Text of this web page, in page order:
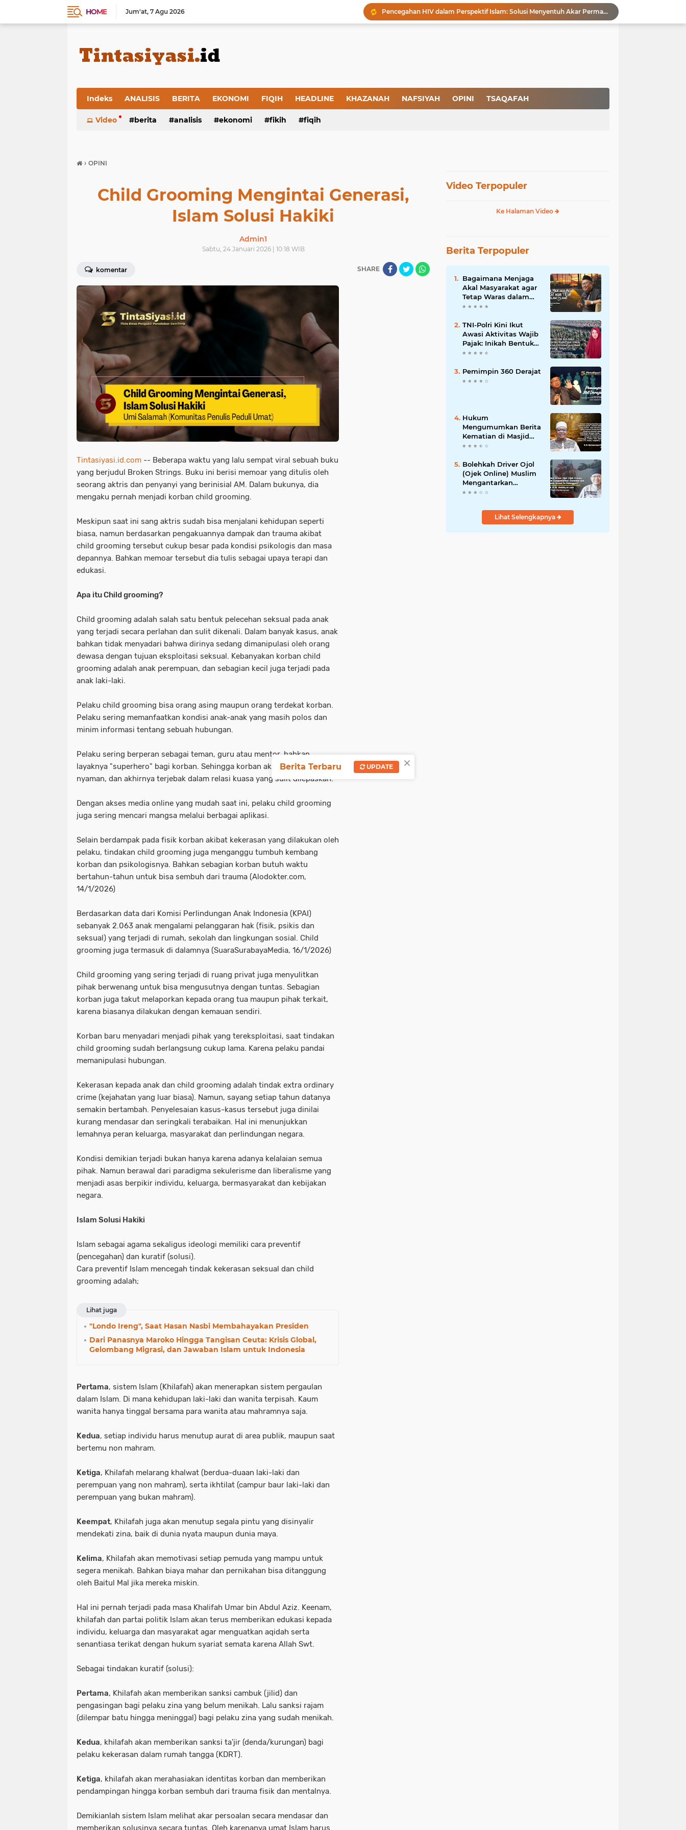
HOME Jum'at 7 Agu 2026
Pencegahan HIV dalam Perspektif Islam: Solusi Menyentuh Akar Permasalahan
Menjaga Hadis, Menjaga Peradaban
"Londo Ireng", Saat Hasan Nasbi Membahayakan Presiden
Fenomena Court of Netizen: Urgensi Kepastian Standar Hukum dan Moral dalam Perspektif Islam
Indeks ANALISIS BERITA EKONOMI FIQIH HEADLINE KHAZANAH NAFSIYAH OPINI TSAQAFAH
Video berita analisis ekonomi fikih fiqih
› OPINI
Child Grooming Mengintai Generasi,
Islam Solusi Hakiki
Admin1
Sabtu, 24 Januari 2026 | 10:18 WIB
komentar SHARE
Tintasiyasi.id.com -- Beberapa waktu yang lalu sempat viral sebuah buku
yang berjudul Broken Strings. Buku ini berisi memoar yang ditulis oleh
seorang aktris dan penyanyi yang berinisial AM. Dalam bukunya, dia
mengaku pernah menjadi korban child grooming.
Meskipun saat ini sang aktris sudah bisa menjalani kehidupan seperti
biasa, namun berdasarkan pengakuannya dampak dan trauma akibat
child grooming tersebut cukup besar pada kondisi psikologis dan masa
depannya. Bahkan memoar tersebut dia tulis sebagai upaya terapi dan
edukasi.
Apa itu Child grooming?
Child grooming adalah salah satu bentuk pelecehan seksual pada anak
yang terjadi secara perlahan dan sulit dikenali. Dalam banyak kasus, anak
bahkan tidak menyadari bahwa dirinya sedang dimanipulasi oleh orang
dewasa dengan tujuan eksploitasi seksual. Kebanyakan korban child
grooming adalah anak perempuan, dan sebagian kecil juga terjadi pada
anak laki-laki.
Pelaku child grooming bisa orang asing maupun orang terdekat korban.
Pelaku sering memanfaatkan kondisi anak-anak yang masih polos dan
minim informasi tentang sebuah hubungan.
Pelaku sering berperan sebagai teman, guru atau mentor, bahkan
layaknya "superhero" bagi korban. Sehingga korban akan merasa
nyaman, dan akhirnya terjebak dalam relasi kuasa yang sulit dilepaskan.
Dengan akses media online yang mudah saat ini, pelaku child grooming
juga sering mencari mangsa melalui berbagai aplikasi.
Selain berdampak pada fisik korban akibat kekerasan yang dilakukan oleh
pelaku, tindakan child grooming juga menganggu tumbuh kembang
korban dan psikologisnya. Bahkan sebagian korban butuh waktu
bertahun-tahun untuk bisa sembuh dari trauma (Alodokter.com,
14/1/2026)
Berdasarkan data dari Komisi Perlindungan Anak Indonesia (KPAI)
sebanyak 2.063 anak mengalami pelanggaran hak (fisik, psikis dan
seksual) yang terjadi di rumah, sekolah dan lingkungan sosial. Child
grooming juga termasuk di dalamnya (SuaraSurabayaMedia, 16/1/2026)
Child grooming yang sering terjadi di ruang privat juga menyulitkan
pihak berwenang untuk bisa mengusutnya dengan tuntas. Sebagian
korban juga takut melaporkan kepada orang tua maupun pihak terkait,
karena biasanya dilakukan dengan kemauan sendiri.
Korban baru menyadari menjadi pihak yang tereksploitasi, saat tindakan
child grooming sudah berlangsung cukup lama. Karena pelaku pandai
memanipulasi hubungan.
Kekerasan kepada anak dan child grooming adalah tindak extra ordinary
crime (kejahatan yang luar biasa). Namun, sayang setiap tahun datanya
semakin bertambah. Penyelesaian kasus-kasus tersebut juga dinilai
kurang mendasar dan seringkali terabaikan. Hal ini menunjukkan
lemahnya peran keluarga, masyarakat dan perlindungan negara.
Kondisi demikian terjadi bukan hanya karena adanya kelalaian semua
pihak. Namun berawal dari paradigma sekulerisme dan liberalisme yang
menjadi asas berpikir individu, keluarga, bermasyarakat dan kebijakan
negara.
Islam Solusi Hakiki
Islam sebagai agama sekaligus ideologi memiliki cara preventif
(pencegahan) dan kuratif (solusi).
Cara preventif Islam mencegah tindak kekerasan seksual dan child
grooming adalah;
Lihat juga
"Londo Ireng", Saat Hasan Nasbi Membahayakan Presiden
Dari Panasnya Maroko Hingga Tangisan Ceuta: Krisis Global,
Gelombang Migrasi, dan Jawaban Islam untuk Indonesia
Pertama, sistem Islam (Khilafah) akan menerapkan sistem pergaulan
dalam Islam. Di mana kehidupan laki-laki dan wanita terpisah. Kaum
wanita hanya tinggal bersama para wanita atau mahramnya saja.
Kedua, setiap individu harus menutup aurat di area publik, maupun saat
bertemu non mahram.
Ketiga, Khilafah melarang khalwat (berdua-duaan laki-laki dan
perempuan yang non mahram), serta ikhtilat (campur baur laki-laki dan
perempuan yang bukan mahram).
Keempat, Khilafah juga akan menutup segala pintu yang disinyalir
mendekati zina, baik di dunia nyata maupun dunia maya.
Kelima, Khilafah akan memotivasi setiap pemuda yang mampu untuk
segera menikah. Bahkan biaya mahar dan pernikahan bisa ditanggung
oleh Baitul Mal jika mereka miskin.
Hal ini pernah terjadi pada masa Khalifah Umar bin Abdul Aziz. Keenam,
khilafah dan partai politik Islam akan terus memberikan edukasi kepada
individu, keluarga dan masyarakat agar menguatkan aqidah serta
senantiasa terikat dengan hukum syariat semata karena Allah Swt.
Sebagai tindakan kuratif (solusi):
Pertama, Khilafah akan memberikan sanksi cambuk (jilid) dan
pengasingan bagi pelaku zina yang belum menikah. Lalu sanksi rajam
(dilempar batu hingga meninggal) bagi pelaku zina yang sudah menikah.
Kedua, khilafah akan memberikan sanksi ta'jir (denda/kurungan) bagi
pelaku kekerasan dalam rumah tangga (KDRT).
Ketiga, khilafah akan merahasiakan identitas korban dan memberikan
pendampingan hingga korban sembuh dari trauma fisik dan mentalnya.
Demikianlah sistem Islam melihat akar persoalan secara mendasar dan
memberikan solusinya secara tuntas. Oleh karenanya umat Islam harus
Video Terpopuler
Ke Halaman Video
Berita Terpopuler
Bagaimana Menjaga
Akal Masyarakat agar
Tetap Waras dalam
Islam?
TNI-Polri Kini Ikut
Awasi Aktivitas Wajib
Pajak: Inikah Bentuk
Intimidasi yang Makin
Pemimpin 360 Derajat
Hukum
Mengumumkan Berita
Kematian di Masjid
dan Medsos
Bolehkah Driver Ojol
(Ojek Online) Muslim
Mengantarkan
Makanan dan
Pelanggan?
Lihat Selengkapnya
×
Berita Terbaru UPDATE